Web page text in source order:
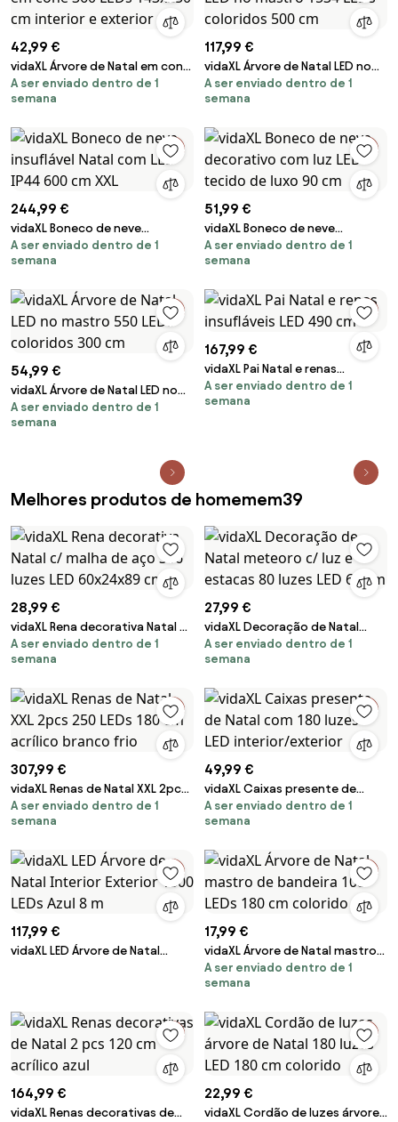
42,99 €
vidaXL Árvore de Natal em cone
360 LEDs 143x250 cm interior e
exterior
A ser enviado dentro de 1
semana
117,99 €
vidaXL Árvore de Natal LED no
mastro 1534 LEDs coloridos 500
cm
A ser enviado dentro de 1
semana
244,99 €
vidaXL Boneco de neve
insuflável Natal com LED IP44
600 cm XXL
A ser enviado dentro de 1
semana
51,99 €
vidaXL Boneco de neve
decorativo com luz LED tecido
de luxo 90 cm
A ser enviado dentro de 1
semana
54,99 €
vidaXL Árvore de Natal LED no
mastro 550 LEDs coloridos 300
cm
A ser enviado dentro de 1
semana
167,99 €
vidaXL Pai Natal e renas
insufláveis LED 490 cm
A ser enviado dentro de 1
semana
Melhores produtos de homemem39
28,99 €
vidaXL Rena decorativa Natal c/
malha de aço 306 luzes LED
60x24x89 cm
A ser enviado dentro de 1
semana
27,99 €
vidaXL Decoração de Natal
meteoro c/ luz e estacas 80
luzes LED 62 cm
A ser enviado dentro de 1
semana
307,99 €
vidaXL Renas de Natal XXL 2pcs
250 LEDs 180 cm acrílico branco
frio
A ser enviado dentro de 1
semana
49,99 €
vidaXL Caixas presente de
Natal com 180 luzes LED
interior/exterior
A ser enviado dentro de 1
semana
117,99 €
vidaXL LED Árvore de Natal
17,99 €
vidaXL Árvore de Natal mastro
de bandeira 108 LEDs 180 cm
colorido
A ser enviado dentro de 1
semana
164,99 €
vidaXL Renas decorativas de
22,99 €
vidaXL Cordão de luzes árvore